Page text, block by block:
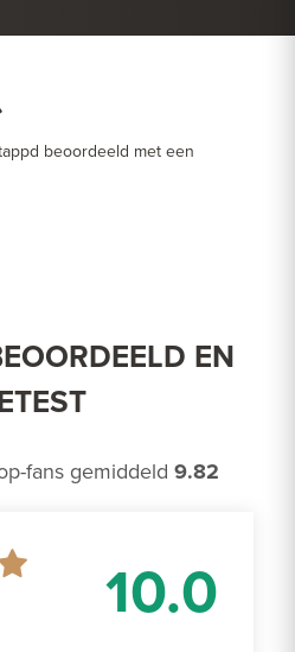
beoordeeld met een
EN
fans gemiddeld 9.82
10.0